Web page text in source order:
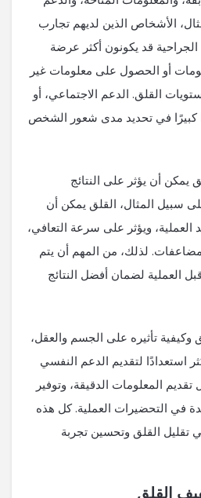
الأشخاص الذين لديهم تجارب
قد يكونون أكثر عرضة
أو الحصول على معلومات غير
القلق. الدعم الاجتماعي، أو
كبيرًا في تحديد مدى شعور الشخص
أن يؤثر على النتائج
سبيل المثال، القلق يمكن أن
العملية، ويؤثر على سرعة التعافي،
لذلك، من المهم أن يتم
العملية لضمان أفضل النتائج
تأثيره على الجسم والعقل،
استعدادًا لتقديم الدعم النفسي
المعلومات الدقيقة، وتوفير
في التحضيرات العملية. كل هذه
تقليل القلق وتحسين تجربة
القلق